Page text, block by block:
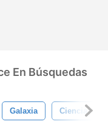
En Búsquedas
Galaxia Ciencia